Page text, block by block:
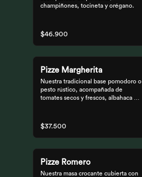
champiñones, tocineta y orégano.
$46.900
Pizze Margherita
Nuestra tradicional base pomodoro o
pesto rústico, acompañada de
tomates secos y frescos, albahaca y
$37.500
Pizze Romero
Nuestra masa crocante cubierta con